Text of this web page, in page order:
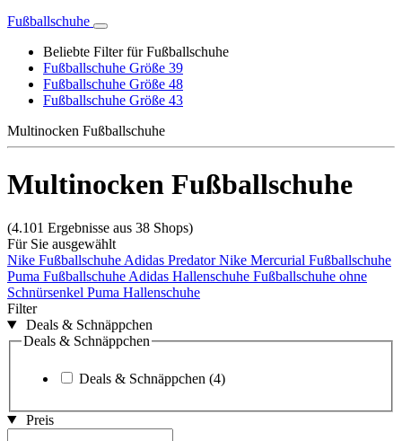
Fußballschuhe
Beliebte Filter für Fußballschuhe
Fußballschuhe Größe 39
Fußballschuhe Größe 48
Fußballschuhe Größe 43
Multinocken Fußballschuhe
Multinocken Fußballschuhe
(4.101 Ergebnisse aus 38 Shops)
Für Sie ausgewählt
Nike Fußballschuhe Adidas PredatorNike Mercurial Fußballschuhe
Puma Fußballschuhe Adidas Hallenschuhe Fußballschuhe ohne
Schnürsenkel Puma Hallenschuhe
Filter
Deals & Schnäppchen
Deals & Schnäppchen
Deals & Schnäppchen (4)
Preis